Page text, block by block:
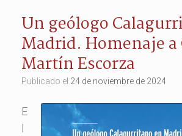
Un geólogo
Madrid. Homenaje a
Martín Escorza
Publicado el 24 de noviembre de 2024
E